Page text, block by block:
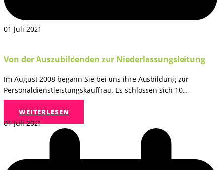
01 Juli 2021
Von der Auszubildenden zur Niederlassungsleitung
Im August 2008 begann Sie bei uns ihre Ausbildung zur
Personaldienstleistungskauffrau. Es schlossen sich 10…
WEITERLESEN
01 Juli 2021